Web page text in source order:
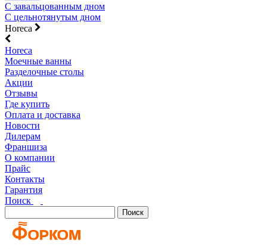
С завальцованным дном
С цельнотянутым дном
Horeca
Horeca
Моечные ванны
Разделочные столы
Акции
Отзывы
Где купить
Оплата и доставка
Новости
Дилерам
Франшиза
О компании
Прайс
Контакты
Гарантия
Поиск
Поиск